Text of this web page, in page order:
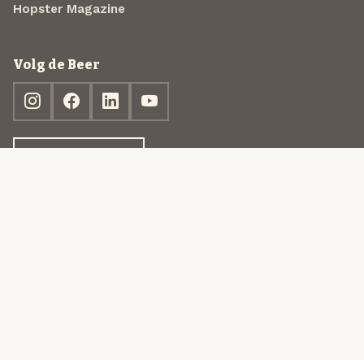
Hopster Magazine
Volg de Beer